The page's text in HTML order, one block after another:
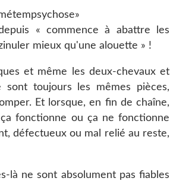
« commence à abattre les
mieux qu'une alouette » !
et même les deux-chevaux et
toujours les mêmes pièces,
Et lorsque, en fin de chaîne,
fonctionne ou ça ne fonctionne
défectueux ou mal relié au reste,
là ne sont absolument pas fiables